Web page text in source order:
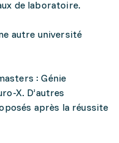
de laboratoire.
autre université
: Génie
X. D’autres
après la réussite